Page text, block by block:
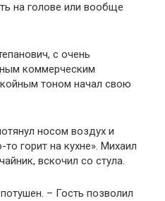
на голове или вообще
с очень
коммерческим
тоном начал свою
носом воздух и
горит на кухне». Михаил
вскочил со стула.
– Гость позволил